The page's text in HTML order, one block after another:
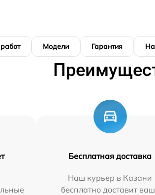
Модели Гарантия
Бесплатная доставка
Наш курьер в Казани
бесплатно доставит